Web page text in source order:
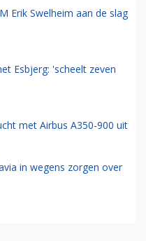
Erik Swelheim aan de slag
Esbjerg: 'scheelt zeven
met Airbus A350-900 uit
in wegens zorgen over